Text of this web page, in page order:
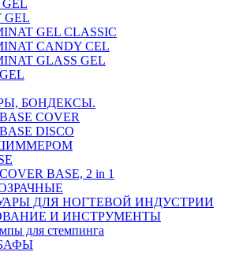
GEL
GEL CLASSIС
CANDY CEL
GLASS GEL
БОНДЕКСЫ.
COVER
DISCO
BASE, 2 in 1
ДЛЯ НОГТЕВОЙ ИНДУСТРИИ
И ИНСТРУМЕНТЫ
для стемпинга